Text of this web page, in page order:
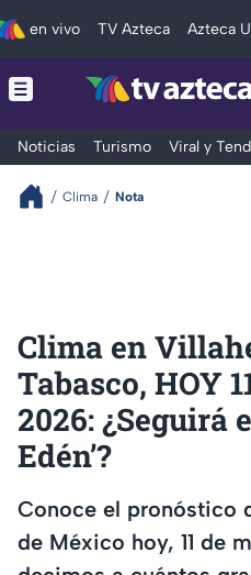
en vivo TV Azteca Azteca
Noticias Turismo Viral y
Clima Nota
Clima en
Tabasco, HOY
2026: ¿Seguirá
Edén’?
Conoce el pronóstico
de México hoy, 11 de